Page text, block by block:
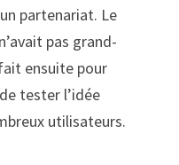
partenariat. Le
pas grand-
ensuite pour
tester l’idée
utilisateurs.